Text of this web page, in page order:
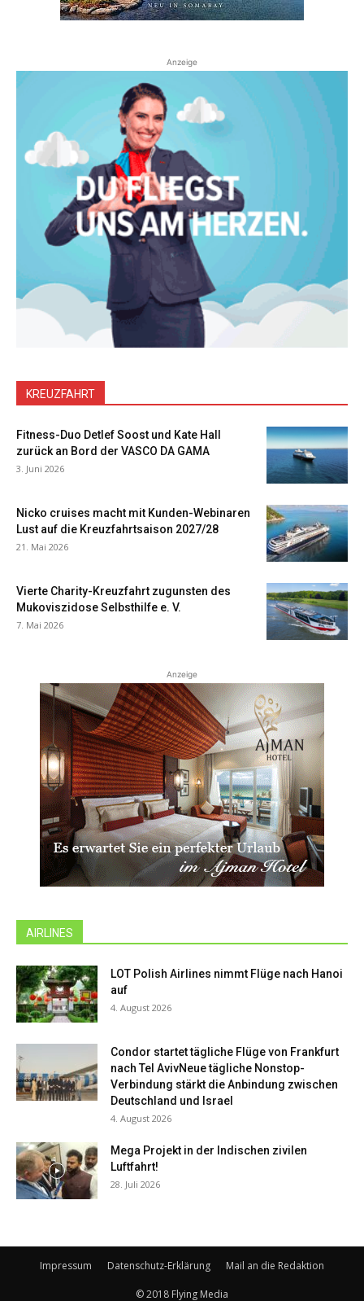
Anzeige
KREUZFAHRT
Fitness-Duo Detlef Soost und Kate Hall
zurück an Bord der VASCO DA GAMA
3. Juni 2026
Nicko cruises macht mit Kunden-Webinaren
Lust auf die Kreuzfahrtsaison 2027/28
21. Mai 2026
Vierte Charity-Kreuzfahrt zugunsten des
Mukoviszidose Selbsthilfe e. V.
7. Mai 2026
Anzeige
AIRLINES
LOT Polish Airlines nimmt Flüge nach Hanoi
auf
4. August 2026
Condor startet tägliche Flüge von Frankfurt
nach Tel AvivNeue tägliche Nonstop-
Verbindung stärkt die Anbindung zwischen
Deutschland und Israel
4. August 2026
Mega Projekt in der Indischen zivilen
Luftfahrt!
28. Juli 2026
Impressum Datenschutz-Erklärung Mail an die Redaktion
© 2018 Flying Media